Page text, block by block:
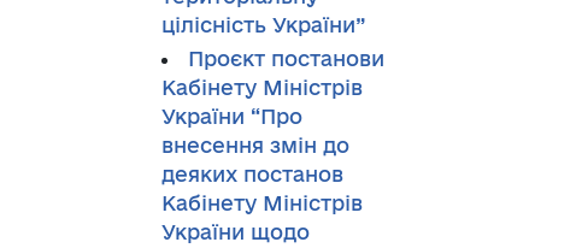
цілісність України”
Проєкт постанови
Кабінету Міністрів
України “Про
внесення змін до
деяких постанов
Кабінету Міністрів
України щодо